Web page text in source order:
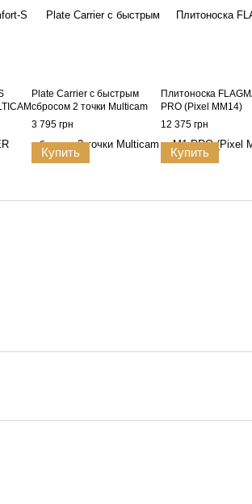
Plate Carrier с быстрым
сбросом 2 точки Multicam
3 795 грн
Купить
Плитоноска
PRO (Pixel MM14)
12 375 грн
Купить